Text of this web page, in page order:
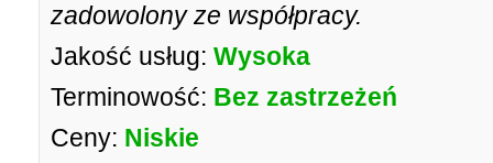
zadowolony ze współpracy.
Jakość usług: Wysoka
Terminowość: Bez zastrzeżeń
Ceny: Niskie